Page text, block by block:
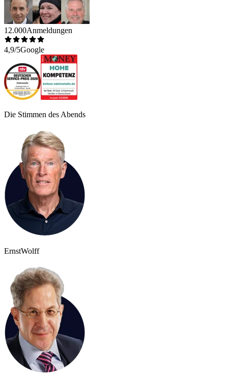
12.000Anmeldungen
4,9/5Google
Die Stimmen des Abends
ErnstWolff